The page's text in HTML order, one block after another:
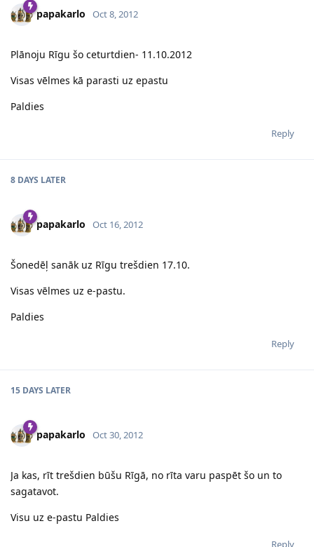
papakarlo Oct 8, 2012
Plānoju Rīgu šo ceturtdien- 11.10.2012
Visas vēlmes kā parasti uz epastu
Paldies
Reply
8 DAYS LATER
papakarlo Oct 16, 2012
Šonedēļ sanāk uz Rīgu trešdien 17.10.
Visas vēlmes uz e-pastu.
Paldies
Reply
15 DAYS LATER
papakarlo Oct 30, 2012
Ja kas, rīt trešdien būšu Rīgā, no rīta varu paspēt šo un to
sagatavot.
Visu uz e-pastu Paldies
Reply